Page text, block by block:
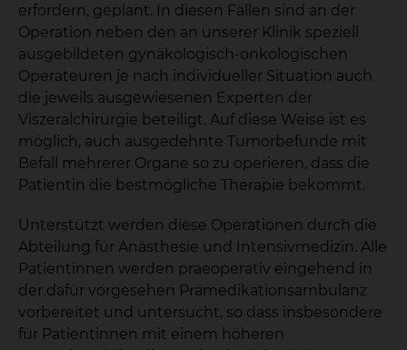
erfordern, geplant. In diesen Fällen sind an der
Operation neben den an unserer Klinik speziell
ausgebildeten gynäkologisch-onkologischen
Operateuren je nach individueller Situation auch
die jeweils ausgewiesenen Experten der
Viszeralchirurgie beteiligt. Auf diese Weise ist es
möglich, auch ausgedehnte Tumorbefunde mit
Befall mehrerer Organe so zu operieren, dass die
Patientin die bestmögliche Therapie bekommt.
Unterstützt werden diese Operationen durch die
Abteilung für Anästhesie und Intensivmedizin. Alle
Patientinnen werden praeoperativ eingehend in
der dafür vorgesehen Prämedikationsambulanz
vorbereitet und untersucht, so dass insbesondere
für Patientinnen mit einem höheren